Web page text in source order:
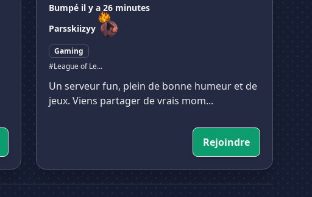
Bumpé il y a 26 minutes
Parsskiizyy
Gaming
#League of Le...
Un serveur fun, plein de bonne humeur et de
jeux. Viens partager de vrais mom...
Rejoindre